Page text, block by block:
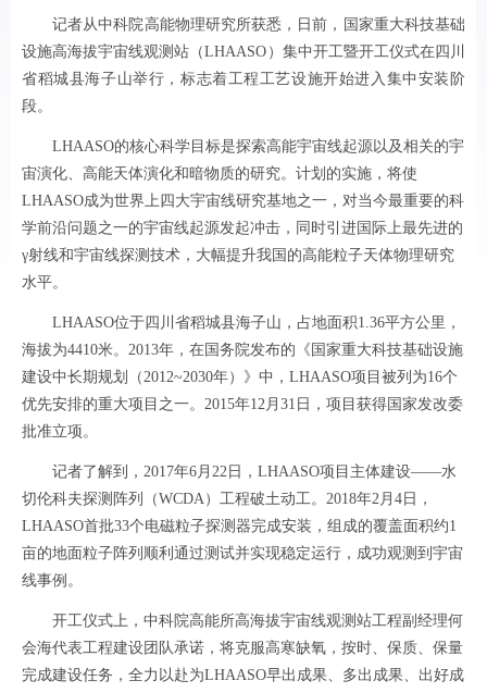
记者从中科院高能物理研究所获悉，日前，国家重大科技基础
设施高海拔宇宙线观测站（LHAASO）集中开工暨开工仪式在四川
省稻城县海子山举行，标志着工程工艺设施开始进入集中安装阶
段。
LHAASO的核心科学目标是探索高能宇宙线起源以及相关的宇
宙演化、高能天体演化和暗物质的研究。计划的实施，将使
LHAASO成为世界上四大宇宙线研究基地之一，对当今最重要的科
学前沿问题之一的宇宙线起源发起冲击，同时引进国际上最先进的
γ射线和宇宙线探测技术，大幅提升我国的高能粒子天体物理研究
水平。
LHAASO位于四川省稻城县海子山，占地面积1.36平方公里，
海拔为4410米。2013年，在国务院发布的《国家重大科技基础设施
建设中长期规划（2012~2030年）》中，LHAASO项目被列为16个
优先安排的重大项目之一。2015年12月31日，项目获得国家发改委
批准立项。
记者了解到，2017年6月22日，LHAASO项目主体建设——水
切伦科夫探测阵列（WCDA）工程破土动工。2018年2月4日，
LHAASO首批33个电磁粒子探测器完成安装，组成的覆盖面积约1
亩的地面粒子阵列顺利通过测试并实现稳定运行，成功观测到宇宙
线事例。
开工仪式上，中科院高能所高海拔宇宙线观测站工程副经理何
会海代表工程建设团队承诺，将克服高寒缺氧，按时、保质、保量
完成建设任务，全力以赴为LHAASO早出成果、多出成果、出好成